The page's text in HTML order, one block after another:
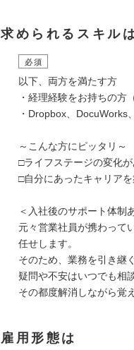
求められるスキルは
必須
以下、両方を満たす方
・経理経験をお持ちの方
・Dropbox、
～こんな方にピッタリ～
□ライフステージの変化
□自分にあったキャリア
＜入社後のサポート体制
元々営業社員が携わって
任せします。
そのため、業務を引き継
疑問や不安はいつでも相
その都度解消しながら覚
雇用形態は